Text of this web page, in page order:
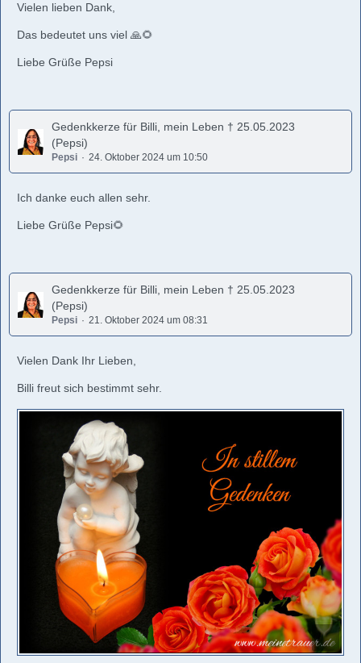
Vielen lieben Dank,
Das bedeutet uns viel 🙏🌻
Liebe Grüße Pepsi
Gedenkkerze für Billi, mein Leben † 25.05.2023
(Pepsi)
Pepsi 24. Oktober 2024 um 10:50
Ich danke euch allen sehr.
Liebe Grüße Pepsi🌻
Gedenkkerze für Billi, mein Leben † 25.05.2023
(Pepsi)
Pepsi 21. Oktober 2024 um 08:31
Vielen Dank Ihr Lieben,
Billi freut sich bestimmt sehr.